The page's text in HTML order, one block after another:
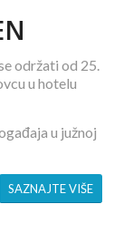
održati od 25.
u hotelu
u južnoj
SAZNAJTE VIŠE